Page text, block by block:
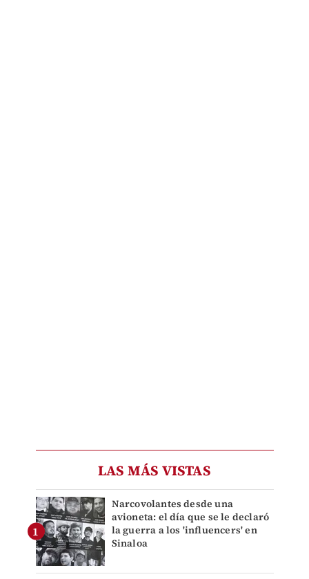
LAS MÁS VISTAS
Narcovolantes desde una
avioneta: el día que se le declaró
la guerra a los 'influencers' en
Sinaloa